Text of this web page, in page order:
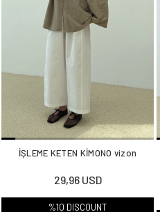
İŞLEME KETEN KİMONO vizon
29,96 USD
%10 DISCOUNT